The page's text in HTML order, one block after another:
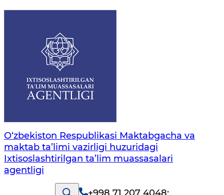
O‘zbekiston Respublikasi Maktabgacha va
maktab ta’limi vazirligi huzuridagi
Ixtisoslashtirilgan ta’lim muassasalari
agentligi